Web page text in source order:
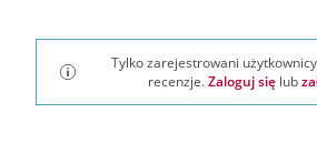
Tylko zarejestrowani
recenzje.Zaloguj sięlub